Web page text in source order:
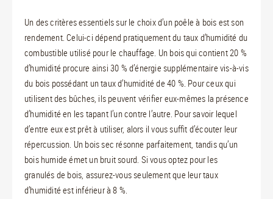
Un des critères essentiels sur le choix d’un poêle à bois est son
rendement. Celui-ci dépend pratiquement du taux d’humidité du
combustible utilisé pour le chauffage. Un bois qui contient 20 %
d’humidité procure ainsi 30 % d’énergie supplémentaire vis-à-vis
du bois possédant un taux d’humidité de 40 %. Pour ceux qui
utilisent des bûches, ils peuvent vérifier eux-mêmes la présence
d’humidité en les tapant l’un contre l’autre. Pour savoir lequel
d’entre eux est prêt à utiliser, alors il vous suffit d’écouter leur
répercussion. Un bois sec résonne parfaitement, tandis qu’un
bois humide émet un bruit sourd. Si vous optez pour les
granulés de bois, assurez-vous seulement que leur taux
d’humidité est inférieur à 8 %.